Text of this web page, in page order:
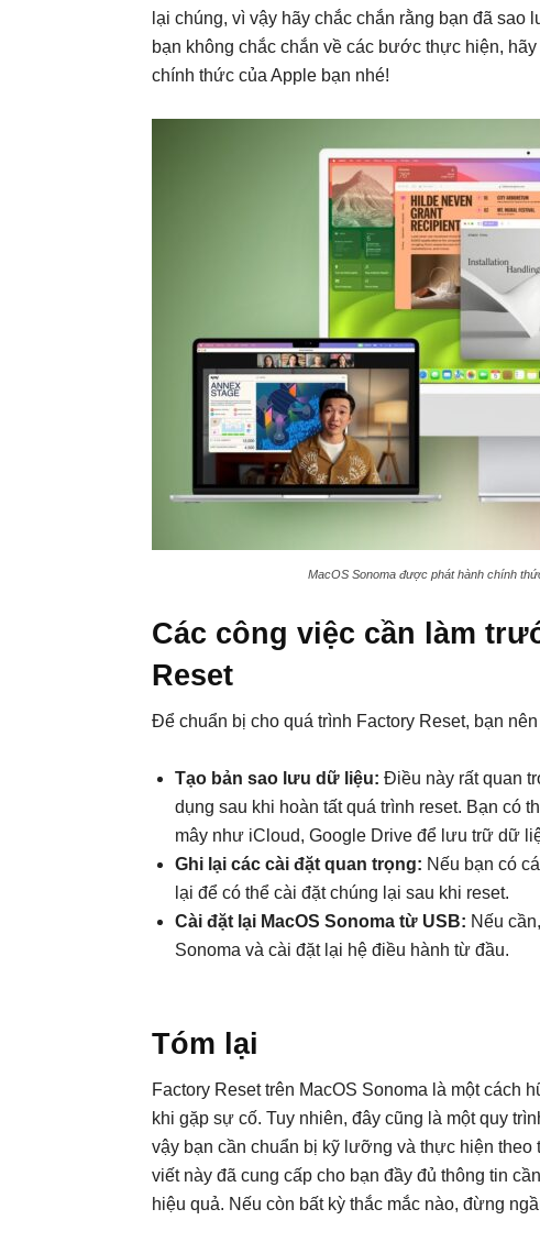
lại chúng, vì vậy hãy chắc chắn rằng bạn đã
bạn không chắc chắn về các bước thực hiện,
chính thức của Apple bạn nhé!
MacOS Sonoma được phát hành chính
Các công việc cần làm
Reset
Để chuẩn bị cho quá trình Factory Reset, bạn
Tạo bản sao lưu dữ liệu: Điều này rất quan
dụng sau khi hoàn tất quá trình reset. Bạn có
mây như iCloud, Google Drive để lưu trữ dữ
Ghi lại các cài đặt quan trọng: Nếu bạn có
lại để có thể cài đặt chúng lại sau khi reset.
Cài đặt lại MacOS Sonoma từ USB: Nếu
Sonoma và cài đặt lại hệ điều hành từ đầu.
Tóm lại
Factory Reset trên MacOS Sonoma là một cách
khi gặp sự cố. Tuy nhiên, đây cũng là một quy
vậy bạn cần chuẩn bị kỹ lưỡng và thực hiện
viết này đã cung cấp cho bạn đầy đủ thông tin
hiệu quả. Nếu còn bất kỳ thắc mắc nào, đừng